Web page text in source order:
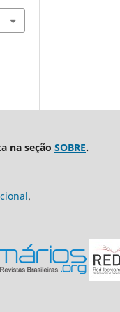
na seção SOBRE.
.